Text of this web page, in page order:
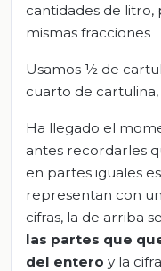
cantidades de litro,
mismas fracciones
Usamos ½ de
cuarto de
Ha llegado el
antes recordarles
en partes iguales
representan con
cifras, la de arriba
las partes que
del entero y la